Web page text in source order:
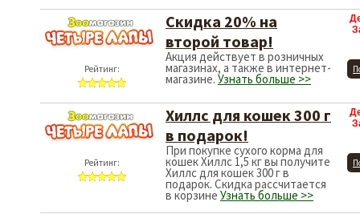
Рейтинг:
Скидка 20% на
второй товар!
Акция действует в розничных
магазинах, а также в интернет-
магазине. Узнать больше >>
Рейтинг:
Хиллс для кошек 300 г
в подарок!
При покупке сухого корма для
кошек Хиллс 1,5 кг вы получите
Хиллс для кошек 300 г в
подарок. Скидка рассчитается
в корзине Узнать больше >>